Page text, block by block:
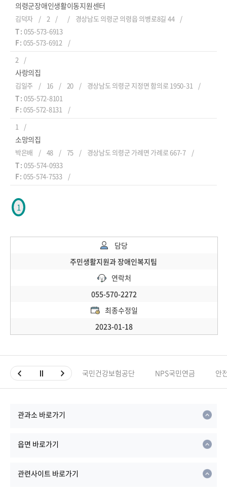
의령군장애인생활이동지원센터
김덕자 2
경상남도 의령군 의령읍 의병로8길 44
T : 055-573-6913
F : 055-573-6912
2
사랑의집
김일주 16 20
경상남도 의령군 지정면 함의로 1950-31
T : 055-572-8101
F : 055-572-8131
1
소망의집
박은배 48 75
경상남도 의령군 가례면 가례로 667-7
T : 055-574-0933
F : 055-574-7533
1
담당
주민생활지원과 장애인복지팀
연락처
055-570-2272
최종수정일
2023-01-18
국민건강보험공단 NPS국민연금 안
관과소 바로가기
읍면 바로가기
관련사이트 바로가기